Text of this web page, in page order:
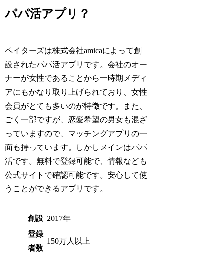
パパ活アプリ？
ペイターズは株式会社amicaによって創
設されたパパ活アプリです。会社のオー
ナーが女性であることから一時期メディ
アにもかなり取り上げられており、女性
会員がとても多いのが特徴です。また、
ごく一部ですが、恋愛希望の男女も混ざ
っていますので、マッチングアプリの一
面も持っています。しかしメインはパパ
活です。無料で登録可能で、情報なども
公式サイトで確認可能です。安心して使
うことができるアプリです。
創設 2017年
登録
者数
150万人以上